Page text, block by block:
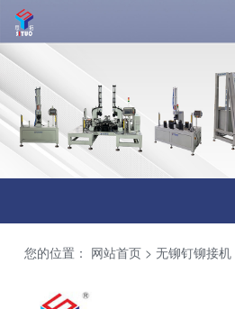
您的位置： 网站首页 > 无铆钉铆接机